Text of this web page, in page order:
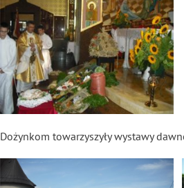
Dożynkom towarzyszyły wystawy